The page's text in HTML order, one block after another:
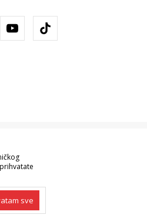
sve